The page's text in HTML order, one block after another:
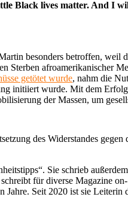
Black lives matter. And I
besonders betroffen, weil
Sterben afroamerikanischer
getötet wurde, nahm die
initiiert wurde. Mit dem
der Massen, um
des Widerstandes
Sie schrieb
für diverse Magazine
Jahre. Seit 2020 ist sie Leiterin